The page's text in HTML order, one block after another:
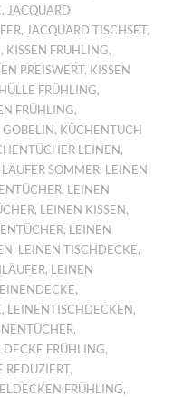
, JACQUARD
, JACQUARD TISCHSET,
, KISSEN FRÜHLING,
PREISWERT, KISSEN
FRÜHLING,
FRÜHLING,
, KÜCHENTUCH
LEINEN ,
LÄUFER SOMMER,
LEINEN
,
LEINEN
, LEINEN KISSEN ,
,
LEINEN
, LEINEN TISCHDECKE,
,
LEINEN
LEINENDECKE,
, LEINENTISCHDECKEN ,
,
FRÜHLING,
REDUZIERT,
FRÜHLING,